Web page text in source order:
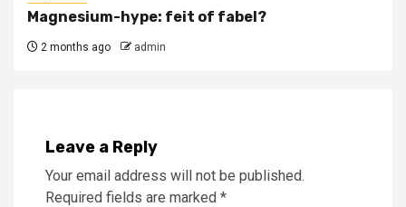
Magnesium-hype: feit of fabel?
2 months ago admin
Leave a Reply
Your email address will not be published.
Required fields are marked *